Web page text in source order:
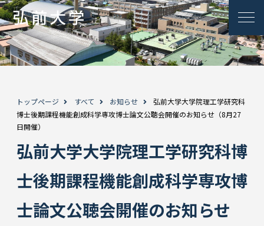
トップページ すべて お知らせ
弘前大学大学院理工学研究科
博士後期課程機能創成科学専攻博士論文公聴会開催のお知らせ（8月27
日開催）
弘前大学大学院理工学研究科博
士後期課程機能創成科学専攻博
士論文公聴会開催のお知らせ